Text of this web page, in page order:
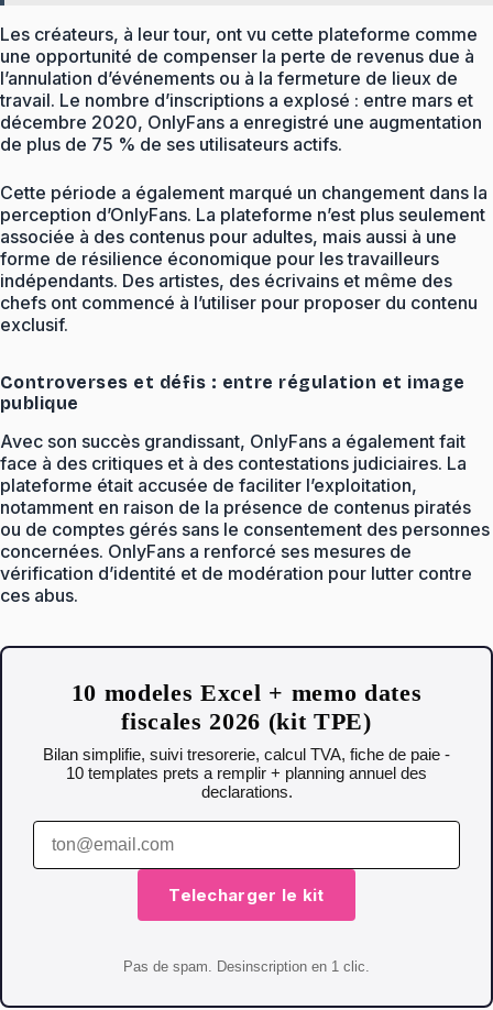
Les créateurs, à leur tour, ont vu cette plateforme comme
une opportunité de compenser la perte de revenus due à
l’annulation d’événements ou à la fermeture de lieux de
travail. Le nombre d’inscriptions a explosé : entre mars et
décembre 2020, OnlyFans a enregistré une augmentation
de plus de 75 % de ses utilisateurs actifs.
Cette période a également marqué un changement dans la
perception d’OnlyFans. La plateforme n’est plus seulement
associée à des contenus pour adultes, mais aussi à une
forme de résilience économique pour les travailleurs
indépendants. Des artistes, des écrivains et même des
chefs ont commencé à l’utiliser pour proposer du contenu
exclusif.
Controverses et défis : entre régulation et image
publique
Avec son succès grandissant, OnlyFans a également fait
face à des critiques et à des contestations judiciaires. La
plateforme était accusée de faciliter l’exploitation,
notamment en raison de la présence de contenus piratés
ou de comptes gérés sans le consentement des personnes
concernées. OnlyFans a renforcé ses mesures de
vérification d’identité et de modération pour lutter contre
ces abus.
10 modeles Excel + memo dates
fiscales 2026 (kit TPE)
Bilan simplifie, suivi tresorerie, calcul TVA, fiche de paie -
10 templates prets a remplir + planning annuel des
declarations.
Telecharger le kit
Pas de spam. Desinscription en 1 clic.